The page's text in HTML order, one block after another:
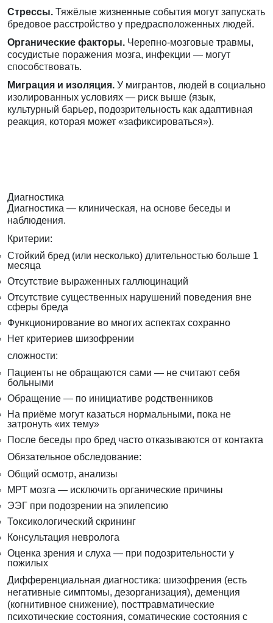
Стрессы. Тяжёлые жизненные события могут запускать
бредовое расстройство у предрасположенных людей.
Органические факторы. Черепно-мозговые травмы,
сосудистые поражения мозга, инфекции — могут
способствовать.
Миграция и изоляция. У мигрантов, людей в социально
изолированных условиях — риск выше (язык,
культурный барьер, подозрительность как адаптивная
реакция, которая может «зафиксироваться»).
Диагностика
Диагностика — клиническая, на основе беседы и
наблюдения.
Критерии:
Стойкий бред (или несколько) длительностью больше 1
месяца
Отсутствие выраженных галлюцинаций
Отсутствие существенных нарушений поведения вне
сферы бреда
Функционирование во многих аспектах сохранно
Нет критериев шизофрении
сложности:
Пациенты не обращаются сами — не считают себя
больными
Обращение — по инициативе родственников
На приёме могут казаться нормальными, пока не
затронуть «их тему»
После беседы про бред часто отказываются от контакта
Обязательное обследование:
Общий осмотр, анализы
МРТ мозга — исключить органические причины
ЭЭГ при подозрении на эпилепсию
Токсикологический скрининг
Консультация невролога
Оценка зрения и слуха — при подозрительности у
пожилых
Дифференциальная диагностика: шизофрения (есть
негативные симптомы, дезорганизация), деменция
(когнитивное снижение), посттравматические
психотические состояния, соматические состояния с